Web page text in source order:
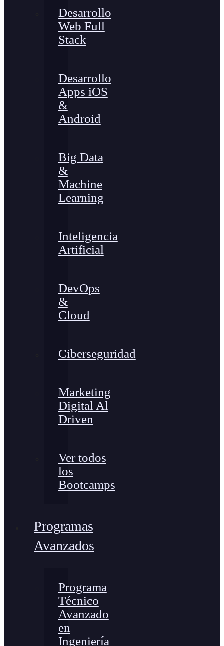
Desarrollo
Web Full
Stack
Desarrollo
Apps iOS
&
Android
Big Data
&
Machine
Learning
Inteligencia
Artificial
DevOps
&
Cloud
Ciberseguridad
Marketing
Digital Al
Driven
Ver todos
los
Bootcamps
Programas
Avanzados
Programa
Técnico
Avanzado
en
Ingeniería